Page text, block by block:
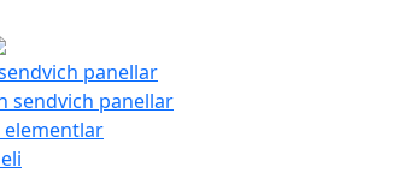
panellar
sendvich panellar